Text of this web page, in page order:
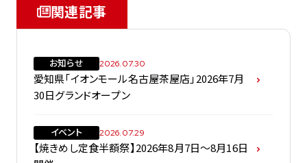
関連記事
お知らせ 2026.07.30
愛知県「イオンモール名古屋茶屋店」2026年7月
30日グランドオープン
イベント 2026.07.29
【焼きめし定食半額祭】2026年8月7日～8月16日